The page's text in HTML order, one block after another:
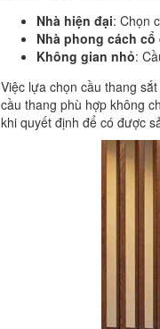
Nhà hiện đại: Chọn
Nhà phong cách cổ
Không gian nhỏ:
Việc lựa chọn cầu thang
cầu thang phù hợp không
khi quyết định để có được